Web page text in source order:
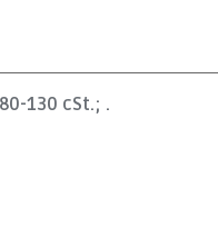
130 cSt.; .